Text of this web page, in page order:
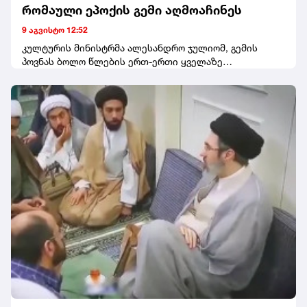
რომაული ეპოქის გემი აღმოაჩინეს
9 აგვისტო 12:52
კულტურის მინისტრმა ალესანდრო ჯულიომ, გემის
პოვნას ბოლო წლების ერთ-ერთი ყველაზე
უწოდა.„ვულოცავ კარაბინიერებს, მათ სპეციალიზებულ
დანაყოფებს და სიცილიის რეგიონის საზღვაო
ზედამხედველობის სამსახურს მათი
პროფესიონალიზმისა და თავდადებისთვის, რამაც ეს
აღმოჩენა შესაძლებელი გახადა. ზღვა აგრძელებს
ჩვენი ისტორიის ძვირფასი ფრაგმენტების დაბრუნებას,
ხოლო მაზარა-დელ-ვალიოს ჩაძირული გემი
მოგვითხრობს იმ ადამიანების, მარშრუტებისა და
ვაჭრობის შესახებ, რომლებმაც ხმელთაშუა ზღვა
ცივილიზაციების გზაჯვარედინად აქციეს. კვლევა
გაგრძელდება, რათა ნათელი მოეფინოს მის ისტორიას
და საზოგადოებისთვის გახდეს ცნობილი“, - თქვა
ჯულიომ.